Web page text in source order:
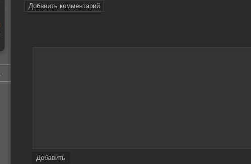
Добавить комментарий
Добавить